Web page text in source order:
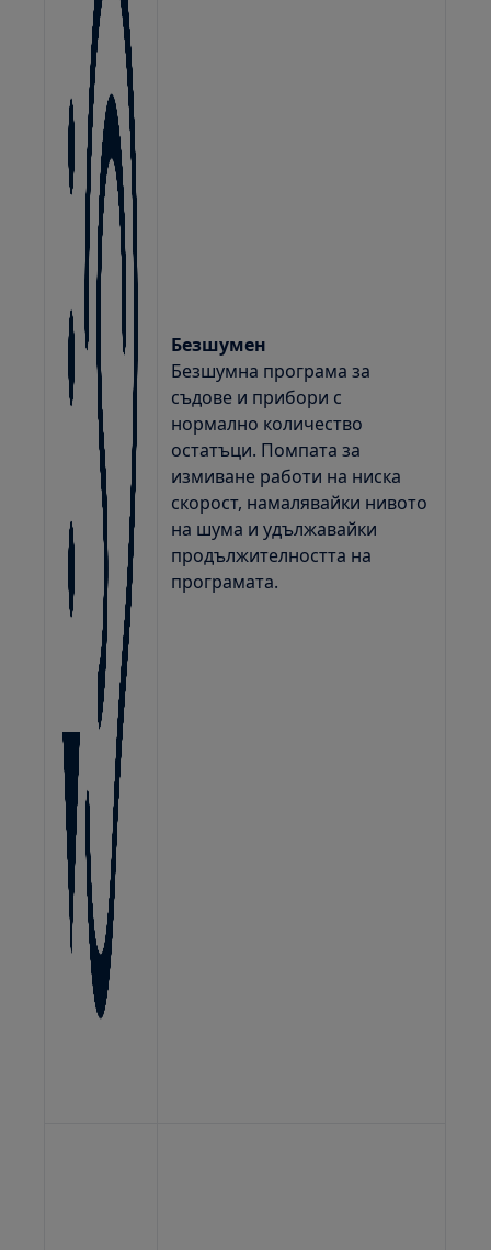
Безшумен
Безшумна програма за
съдове и прибори с
нормално количество
остатъци. Помпата за
измиване работи на ниска
скорост, намалявайки нивото
на шума и удължавайки
продължителността на
програмата.